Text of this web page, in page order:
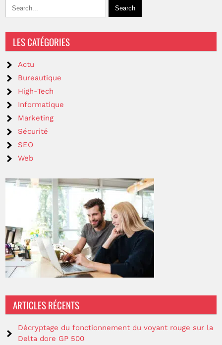
LES CATÉGORIES
Actu
Bureautique
High-Tech
Informatique
Marketing
Sécurité
SEO
Web
ARTICLES RÉCENTS
Décryptage du fonctionnement du voyant rouge sur la
Delta dore GP 500